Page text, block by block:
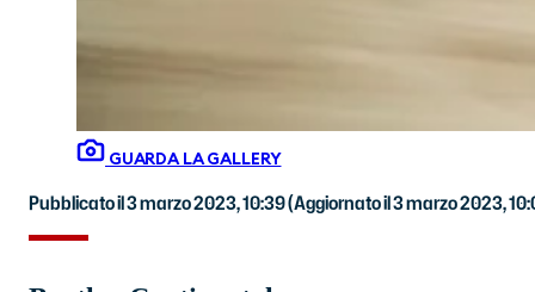
GUARDA LA GALLERY
Pubblicato il 3 marzo 2023, 10:39(Aggiornato il 3 marzo 2023,